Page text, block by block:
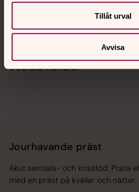
Tillåt urval
Avvisa
Hitta snabbt
Sociala kanaler
Jourhavande präst
Akut samtals- och krisstöd. Prata
med en präst på kvällar och nätter.